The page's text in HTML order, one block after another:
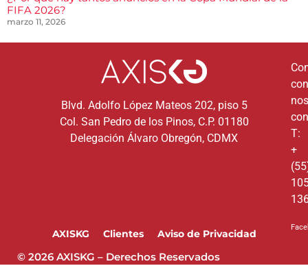
FIFA 2026?
marzo 11, 2026
Blvd. Adolfo López Mateos 202, piso 5
Col. San Pedro de los Pinos, C.P. 01180
Delegación Álvaro Obregón, CDMX
con
T:
+
AXISKG Clientes Aviso de Privacidad
© 2026 AXISKG – Derechos Reservados